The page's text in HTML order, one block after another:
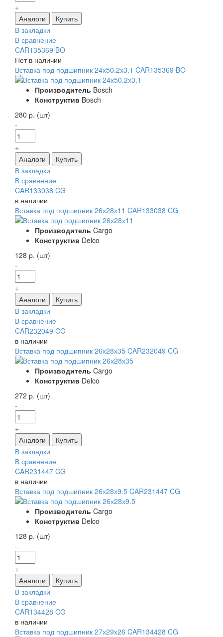
+
В закладки
В сравнение
CAR135369 BO
Нет в наличии
Вставка под подшипник 24х50.2х3.1 CAR135369 BO
Производитель Bosch
Конструктив Bosch
280 р. (шт)
-
+
В закладки
В сравнение
CAR133038 CG
в наличии
Вставка под подшипник 26х28х11 CAR133038 CG
Производитель Cargo
Конструктив Delco
128 р. (шт)
-
+
В закладки
В сравнение
CAR232049 CG
в наличии
Вставка под подшипник 26х28х35 CAR232049 CG
Производитель Cargo
Конструктив Delco
272 р. (шт)
-
+
В закладки
В сравнение
CAR231447 CG
в наличии
Вставка под подшипник 26х28х9.5 CAR231447 CG
Производитель Cargo
Конструктив Delco
128 р. (шт)
-
+
В закладки
В сравнение
CAR134428 CG
в наличии
Вставка под подшипник 27х29х26 CAR134428 CG